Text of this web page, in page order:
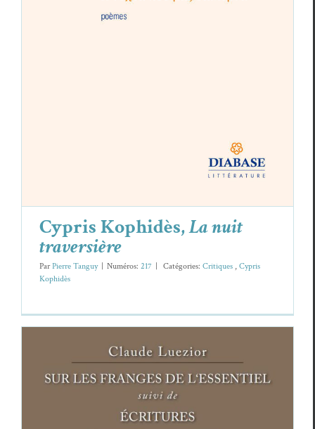
Cypris Kophidès,
Cypris Kophidès,La nuit
traversière
ParPierre Tanguy Numéros: 217 Caté­gories: Cri­tiques , Cypris
Kophidès